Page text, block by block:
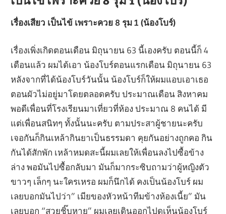
เรื่องเสียว เป็นไข้ เพราะควย 8 รุม 1 (น้องโบร์)
เรื่องเพิ่งเกิดตอนเดือน มิถุนายน 63 นี้เองครับ ตอนนี้ก็ 4
เดือนแล้ว ผมได้เอา น้องโบร์ตอนแรกเดือน มิถุนายน 63
หลังจากที่ได้น้องโบร์วันนั้น น้องโบร์ก็ให้ผมแอบเอาเธอ
ตอนผัวไม่อยู่มาโดยตลอดครับ ประมาณเดือน สิงหาคม
พอดีเพื่อนที่โรงเรียนมาเที่ยวที่ห้อง ประมาณ 8 คนได้ มี
แต่เพื่อนสนิทๆ ทั้งนั้นนะครับ ตามประสาผู้ชายนะครับ
เจอกันก็กินเหล้ากินยาเป็นธรรมดา คุยกันอย่างถูกคอ กิน
กันได้สักพัก เหล้าหมดสะนี้ผมเลยให้เพื่อนลงไปซื้อข้าง
ล่าง พอมันไปซื้อกลับมา มันก็มากระซิบถามว่าผู้หญิงตัว
ขาวๆ เล็กๆ นะใครเหรอ ผมก็นึกได้ คงเป็นน้องโบร์ ผม
เลยบอกมันไปว่า” เมียของหัวหน้าทีมข้างห้องเนี้ย” มัน
เลยบอก “สวยชิ๊บหาย” ผมเลยเดินออกไปดูเห็นน้องโบร์